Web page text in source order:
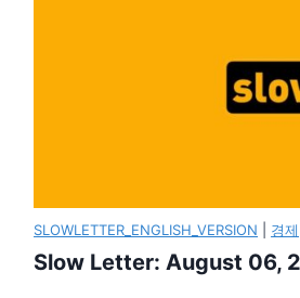
SLOWLETTER_ENGLISH_VERSION 경제
Slow Letter: August 06,